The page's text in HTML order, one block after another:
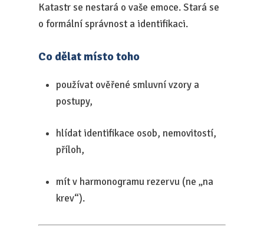
Katastr se nestará o vaše emoce. Stará se
o formální správnost a identifikaci.
Co dělat místo toho
používat ověřené smluvní vzory a
postupy,
hlídat identifikace osob, nemovitostí,
příloh,
mít v harmonogramu rezervu (ne „na
krev“).